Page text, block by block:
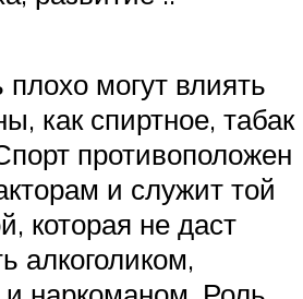
плохо могут влиять
как спиртное, табак
противоположен
и служит той
которая не даст
алкоголиком,